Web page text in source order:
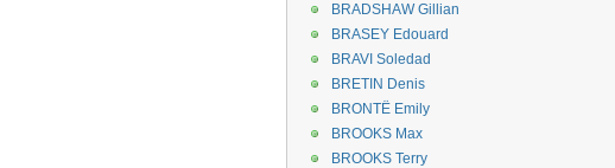
BRADSHAW Gillian
BRASEY Edouard
BRAVI Soledad
BRETIN Denis
BRONTË Emily
BROOKS Max
BROOKS Terry